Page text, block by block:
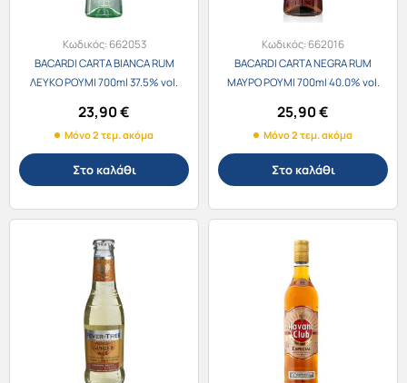
Κωδικός:662053
BACARDI CARTA BIANCA RUM
ΛΕΥΚΟ ΡΟΥΜΙ 700ml 37.5% vol.
23,90€
Μόνο 2 τεμ. ακόμα
Στο καλάθι
Κωδικός:662016
BACARDI CARTA NEGRA RUM
ΜΑΥΡΟ ΡΟΥΜΙ 700ml 40.0% vol.
25,90€
Μόνο 2 τεμ. ακόμα
Στο καλάθι